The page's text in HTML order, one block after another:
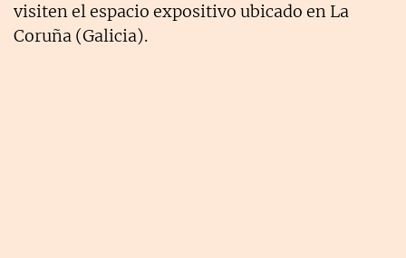
visiten el espacio expositivo ubicado en La
Coruña (Galicia).